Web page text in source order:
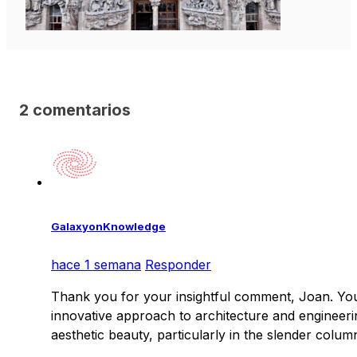
2 comentarios
GalaxyonKnowledge
hace 1 semana Responder
Thank you for your insightful comment, Joan.
innovative approach to architecture and
aesthetic beauty, particularly in the slender